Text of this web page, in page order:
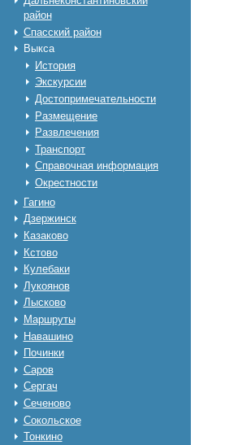
район
Спасский район
Выкса
История
Экскурсии
Достопримечательности
Размещение
Развлечения
Транспорт
Справочная информация
Окрестности
Гагино
Дзержинск
Казаково
Кстово
Кулебаки
Лукоянов
Лысково
Маршруты
Навашино
Починки
Саров
Сергач
Сеченово
Сокольское
Тонкино